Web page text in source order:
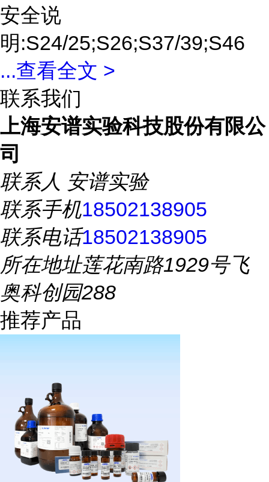
安全说
明:S24/25;S26;S37/39;S46
...查看全文 >
联系我们
上海安谱实验科技股份有限公
司
联系人 安谱实验
联系手机18502138905
联系电话18502138905
所在地址莲花南路1929号飞
奥科创园288
推荐产品